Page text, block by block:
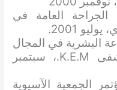
العامة في
البشرية في المجال
الطبي، عُقد في مستشفى K.E.M.، سبتمبر
الجمعية الآسيوية